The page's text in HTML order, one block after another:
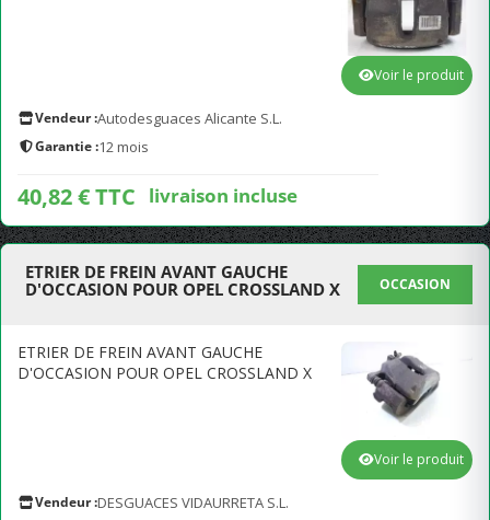
Vendeur :Autodesguaces Alicante S.L.
Garantie :12 mois
40,82 € TTC livraison incluse
Voir le produit
ETRIER DE FREIN AVANT GAUCHE
D'OCCASION POUR OPEL CROSSLAND X
OCCASION
ETRIER DE FREIN AVANT GAUCHE
D'OCCASION POUR OPEL CROSSLAND X
Vendeur :DESGUACES VIDAURRETA S.L.
Voir le produit